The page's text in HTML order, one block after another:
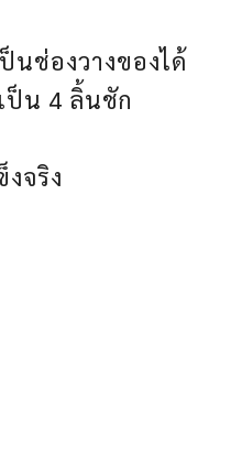
นช่องวางของได้
ป็น 4 ลิ้นชัก
จริง